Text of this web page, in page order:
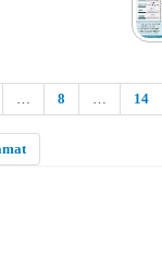
… 8 … 14